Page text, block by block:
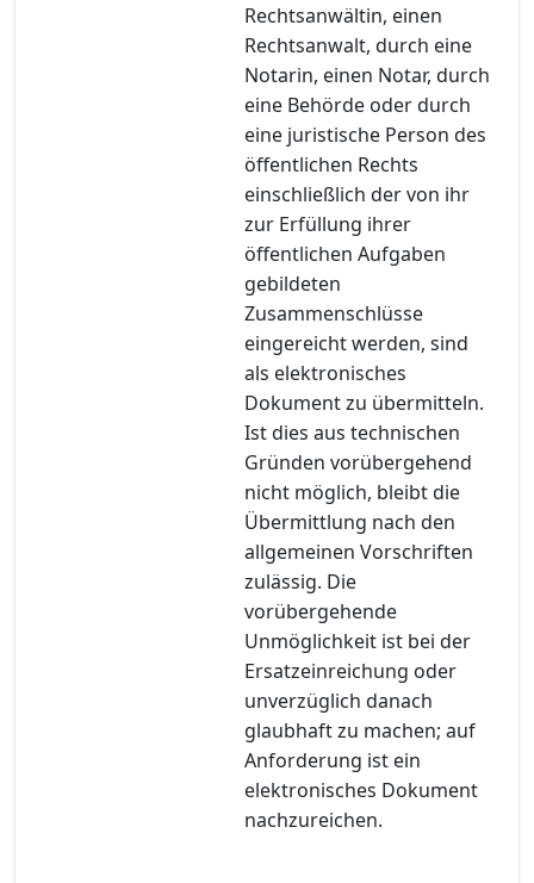
Rechtsanwältin, einen
Rechtsanwalt, durch eine
Notarin, einen Notar, durch
eine Behörde oder durch
eine juristische Person des
öffentlichen Rechts
einschließlich der von ihr
zur Erfüllung ihrer
öffentlichen Aufgaben
gebildeten
Zusammenschlüsse
eingereicht werden, sind
als elektronisches
Dokument zu übermitteln.
Ist dies aus technischen
Gründen vorübergehend
nicht möglich, bleibt die
Übermittlung nach den
allgemeinen Vorschriften
zulässig. Die
vorübergehende
Unmöglichkeit ist bei der
Ersatzeinreichung oder
unverzüglich danach
glaubhaft zu machen; auf
Anforderung ist ein
elektronisches Dokument
nachzureichen.